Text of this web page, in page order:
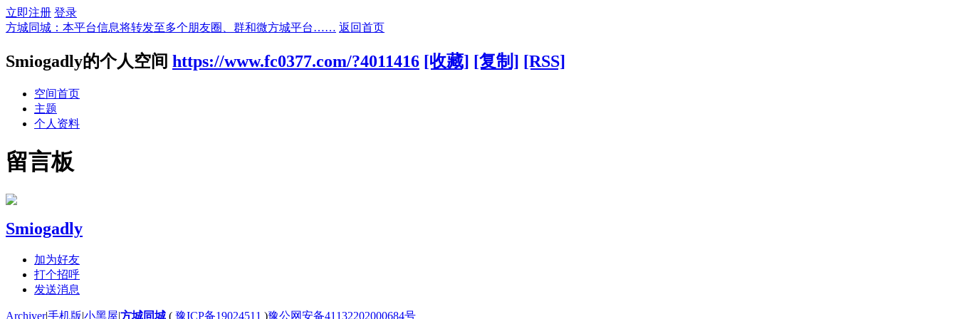
立即注册 登录
方城同城：本平台信息将转发至多个朋友圈、群和微方城平台…… 返回首页
Smiogadly的个人空间 https://www.fc0377.com/?4011416 [收藏] [复制] [RSS]
空间首页
主题
个人资料
留言板
Smiogadly
加为好友
打个招呼
发送消息
Archiver|手机版|小黑屋|方城同城 ( 豫ICP备19024511 )豫公网安备41132202000684号